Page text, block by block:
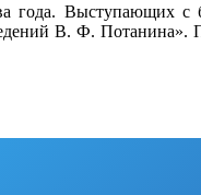
года. Выступающих с
В. Ф.